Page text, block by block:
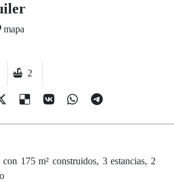
mapa
2
175 m² construidos, 3 estancias, 2